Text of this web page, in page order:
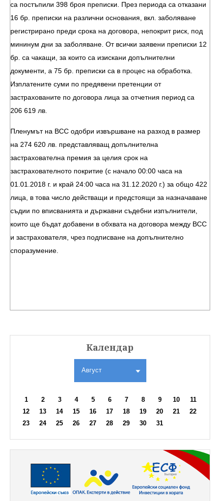
са постъпили 398 броя преписки. През периода са отказани
16 бр. преписки на различни основания, вкл. заболяване
регистрирано преди срока на договора, непокрит риск, под
мининум дни за заболяване. От всички заявени преписки 12
бр. са чакащи, за които са изискани допълнителни
документи, а 75 бр. преписки са в процес на обработка.
Изплатените суми по предявени претенции от
застрахованите по договора лица за отчетния период са
206 619 лв.
Пленумът на ВСС одобри извършване на разход в размер
на 274 620 лв. представляващ допълнителна
застрахователна премия за целия срок на
застрахователното покритие (с начало 00:00 часа на
01.01.2018 г. и край 24:00 часа на 31.12.2020 г.) за общо 422
лица, в това число действащи и предстоящи за назначаване
съдии по вписванията и държавни съдебни изпълнители,
които ще бъдат добавени в обхвата на договора между ВСС
и застрахователя, чрез подписване на допълнително
споразумение.
Календар
Август
1 2 3 4 5 6 7 8 9 10
11
12
13 14 15 16 17 18 19 20 21
22
23
24 25 26 27 28 29 30 31